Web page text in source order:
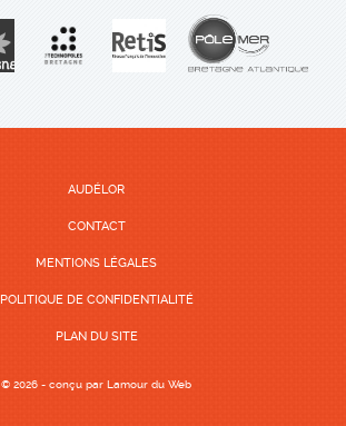
AUDÉLOR
CONTACT
MENTIONS LÉGALES
POLITIQUE DE CONFIDENTIALITÉ
PLAN DU SITE
© 2026 - conçu parLamour du Web